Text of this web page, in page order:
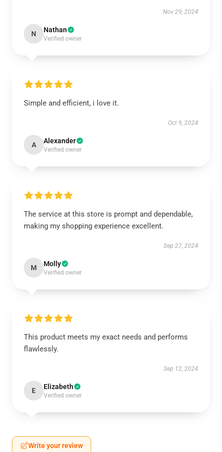
Nov 29, 2024
N Nathan
Verified owner
Simple and efficient, i love it.
Oct 9, 2024
A Alexander
Verified owner
The service at this store is prompt and dependable,
making my shopping experience excellent.
Sep 27, 2024
M Molly
Verified owner
This product meets my exact needs and performs
flawlessly.
Sep 12, 2024
E Elizabeth
Verified owner
Write your review